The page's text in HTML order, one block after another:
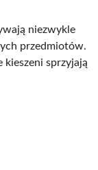
niezwykle
przedmiotów.
kieszeni sprzyjają